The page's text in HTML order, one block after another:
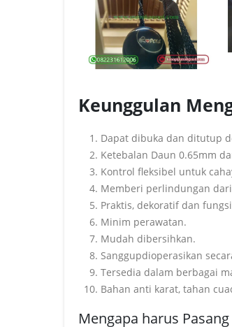
Keunggulan
Dapat dibuka dan ditutup
Ketebalan Daun 0.65mm
Kontrol fleksibel untuk
Memberi perlindungan
Praktis, dekoratif dan
Minim perawatan.
Mudah dibersihkan.
Sanggupdioperasikan
Tersedia dalam berbagai
Bahan anti karat, tahan
Mengapa harus